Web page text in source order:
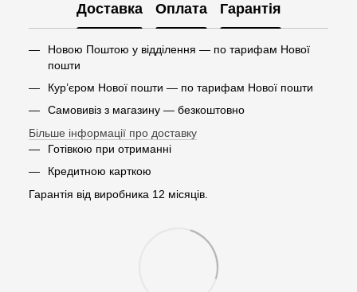
Доставка Оплата Гарантія
Новою Поштою у відділення — по тарифам Нової
пошти
Кур’єром Нової пошти — по тарифам Нової пошти
Самовивіз з магазину — безкоштовно
Більше інформації про доставку
Готівкою при отриманні
Кредитною карткою
Гарантія від виробника 12 місяців.